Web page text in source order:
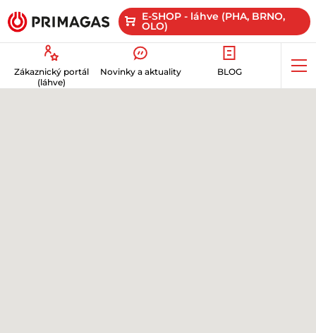
E-SHOP - láhve (PHA, BRNO,
OLO)
Zákaznický portál
(láhve)
Novinky a aktuality BLOG